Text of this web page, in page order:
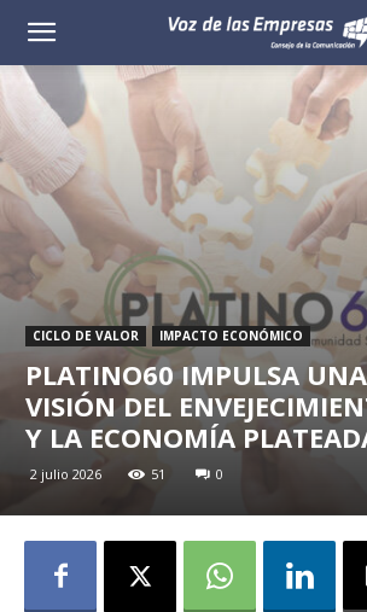
Voz
de
Empresas
CICLO DE VALOR IMPACTO ECONÓMICO
PLATINO60 IMPULSA
VISIÓN DEL
Y LA ECONOMÍA
2 julio 2026 51 0